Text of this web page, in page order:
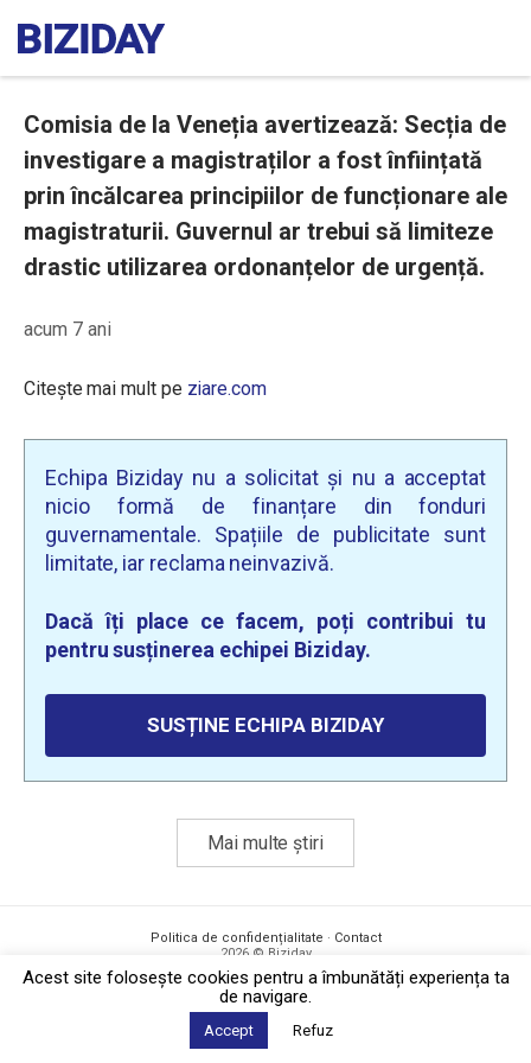
Comisia de la Veneția avertizează: Secția de
investigare a magistraților a fost înființată
prin încălcarea principiilor de funcționare ale
magistraturii. Guvernul ar trebui să limiteze
drastic utilizarea ordonanțelor de urgență.
acum 7 ani
Citește mai mult pe ziare.com
Echipa Biziday nu a solicitat și nu a acceptat
nicio formă de finanțare din fonduri
guvernamentale. Spațiile de publicitate sunt
limitate, iar reclama neinvazivă.
Dacă îți place ce facem, poți contribui tu
pentru susținerea echipei Biziday.
SUSȚINE ECHIPA BIZIDAY
Mai multe știri
Politica de confidențialitate · Contact
2026 © Biziday
Acest site foloseşte cookies pentru a îmbunătăți experiența ta
de navigare.
Accept Refuz